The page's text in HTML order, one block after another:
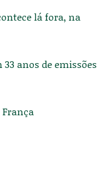
lá fora, na
anos de emissões
França